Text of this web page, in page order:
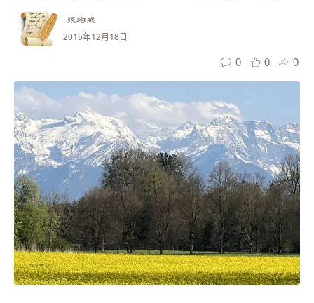
張均威
2015年12月18日
0 0 0